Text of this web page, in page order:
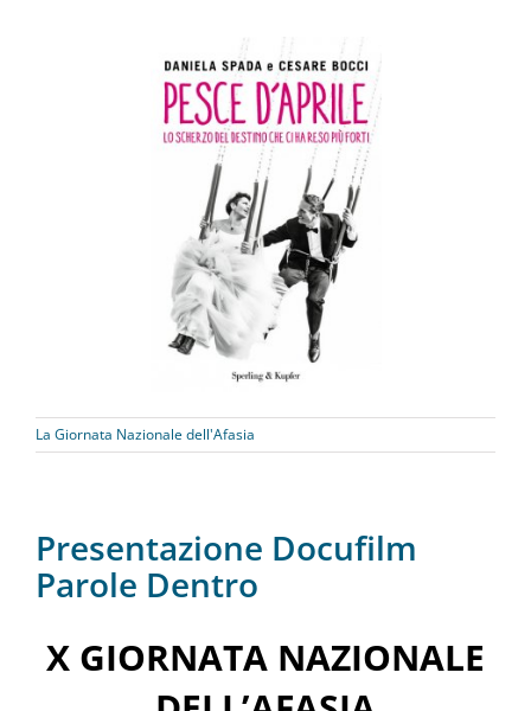
La Giornata Nazionale dell'Afasia
Presentazione Docufilm
Parole Dentro
X GIORNATA NAZIONALE